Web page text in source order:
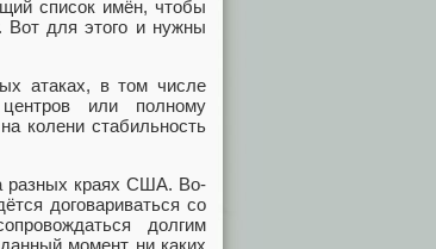
список имён, чтобы
Вот для этого и нужны
атаках, в том числе
центров или полному
колени стабильность
разных краях США. Во-
договариваться со
долгим